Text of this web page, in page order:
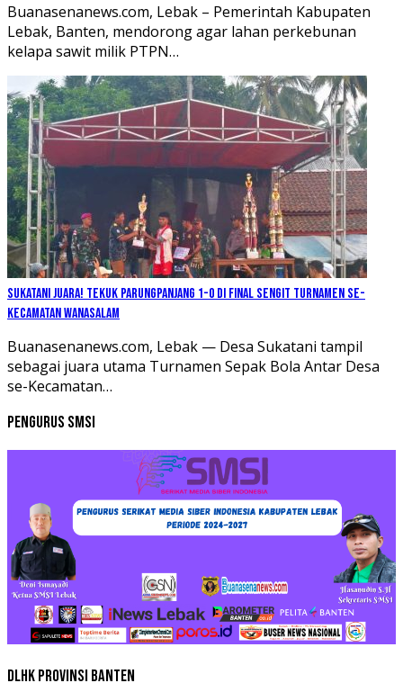
Buanasenanews.com, Lebak – Pemerintah Kabupaten
Lebak, Banten, mendorong agar lahan perkebunan
kelapa sawit milik PTPN…
Sukatani Juara! Tekuk Parungpanjang 1-0 di Final Sengit Turnamen se-
Kecamatan Wanasalam
Buanasenanews.com, Lebak — Desa Sukatani tampil
sebagai juara utama Turnamen Sepak Bola Antar Desa
se-Kecamatan…
Pengurus SMSI
DLHK Provinsi Banten